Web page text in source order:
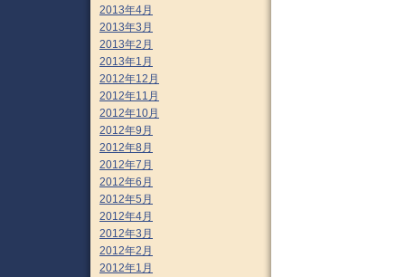
2013年4月
2013年3月
2013年2月
2013年1月
2012年12月
2012年11月
2012年10月
2012年9月
2012年8月
2012年7月
2012年6月
2012年5月
2012年4月
2012年3月
2012年2月
2012年1月